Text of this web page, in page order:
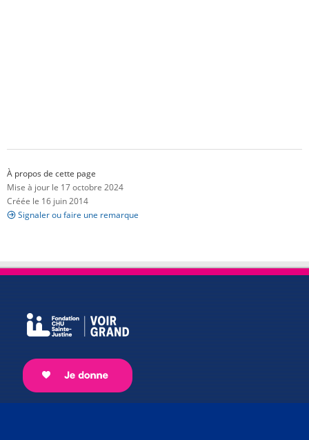
À propos de cette page
Mise à jour le 17 octobre 2024
Créée le 16 juin 2014
Signaler ou faire une remarque